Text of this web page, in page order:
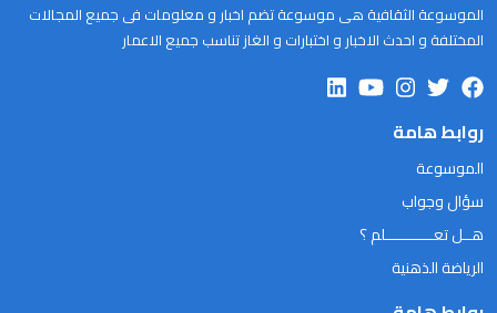
الموسوعة الثقافية هى موسوعة تضم اخبار و معلومات فى جميع المجالات
المختلفة و احدث الاخبار و اختبارات و الغاز تناسب جميع الاعمار
روابط هامة
الموسوعة
سؤال وجواب
هــل تعـــــــــــلم ؟
الرياضة الذهنية